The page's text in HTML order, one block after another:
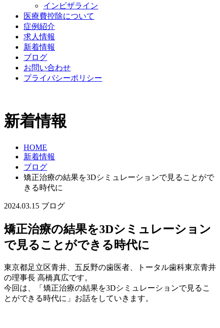
インビザライン
医療費控除について
症例紹介
求人情報
新着情報
ブログ
お問い合わせ
プライバシーポリシー
新着情報
HOME
新着情報
ブログ
矯正治療の結果を3Dシミュレーションで見ることがで
きる時代に
2024.03.15 ブログ
矯正治療の結果を3Dシミュレーション
で見ることができる時代に
東京都足立区青井、五反野の歯医者、トータル歯科東京青井
の理事長 高橋真広です。
今回は、「矯正治療の結果を3Dシミュレーションで見るこ
とができる時代に」お話をしていきます。